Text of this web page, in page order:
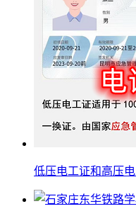
低压电工证和高压